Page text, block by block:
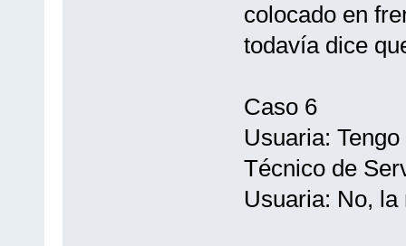
colocado en
todavía dice
Caso 6
Usuaria:
Técnico de
Usuaria: No,